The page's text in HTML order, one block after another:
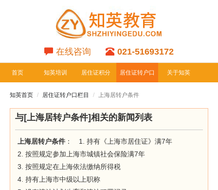
在线咨询 021-51693172
首页 知英培训 居住证积分
专栏
居住证转户口
专栏
关于知英
知英首页 居住证转户口栏目 上海居转户条件
与[上海居转户条件]相关的新闻列表
上海居转户条件 ：
1. 持有《上海市居住证》满7年
2. 按照规定参加上海市城镇社会保险满7年
3. 按照规定在上海依法缴纳所得税
4. 持有上海市中级以上职称